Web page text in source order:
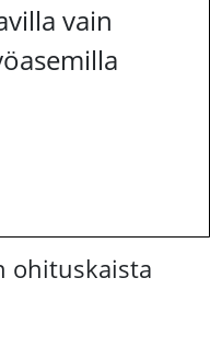
vain
ohituskaista